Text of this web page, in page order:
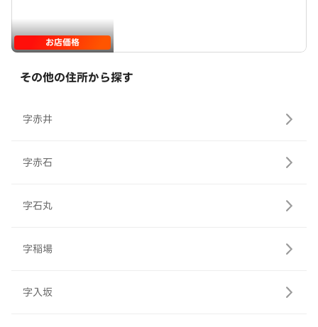
お店価格
その他の住所から探す
字赤井
字赤石
字石丸
字稲場
字入坂